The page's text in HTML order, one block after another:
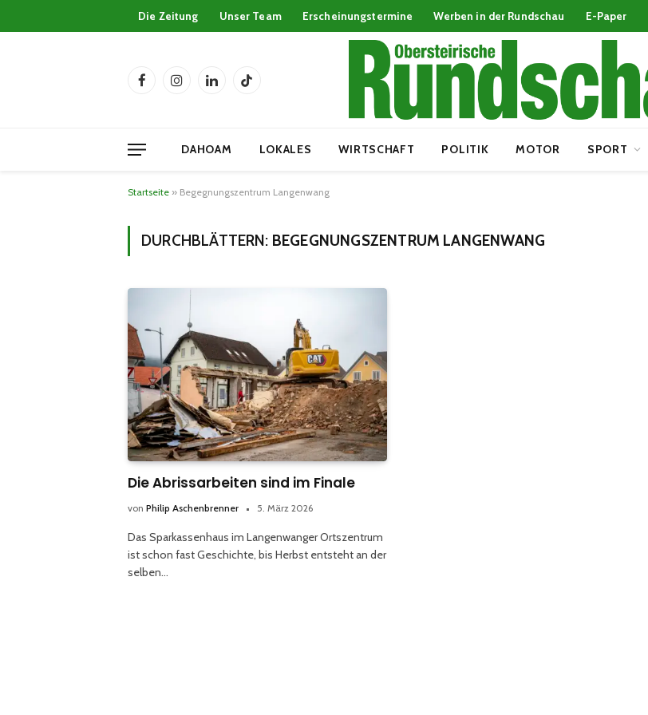
Die Zeitung Unser Team Erscheinungstermine Werben in der Rundschau E-Paper
FacebookInstagramLinkedInTikTok
DAHOAM LOKALES WIRTSCHAFT POLITIK MOTOR SPORT
Startseite » Begegnungszentrum Langenwang
DURCHBLÄTTERN: BEGEGNUNGSZENTRUM LANGENWANG
Die Abrissarbeiten sind im Finale
von Philip Aschenbrenner 5. März 2026
Das Sparkassenhaus im Langenwanger Ortszentrum
ist schon fast Geschichte, bis Herbst entsteht an der
selben…